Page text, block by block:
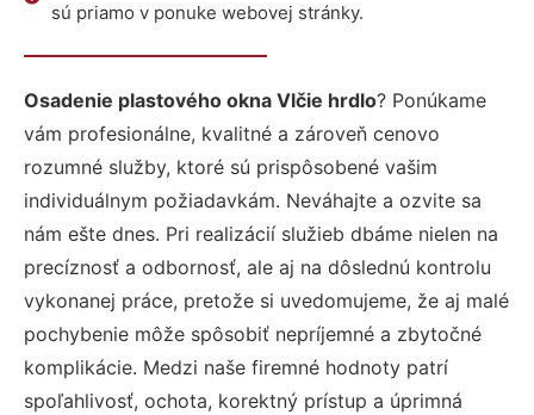
sú priamo v ponuke webovej stránky.
Osadenie plastového okna Vlčie hrdlo? Ponúkame
vám profesionálne, kvalitné a zároveň cenovo
rozumné služby, ktoré sú prispôsobené vašim
individuálnym požiadavkám. Neváhajte a ozvite sa
nám ešte dnes. Pri realizácií služieb dbáme nielen na
precíznosť a odbornosť, ale aj na dôslednú kontrolu
vykonanej práce, pretože si uvedomujeme, že aj malé
pochybenie môže spôsobiť nepríjemné a zbytočné
komplikácie. Medzi naše firemné hodnoty patrí
spoľahlivosť, ochota, korektný prístup a úprimná